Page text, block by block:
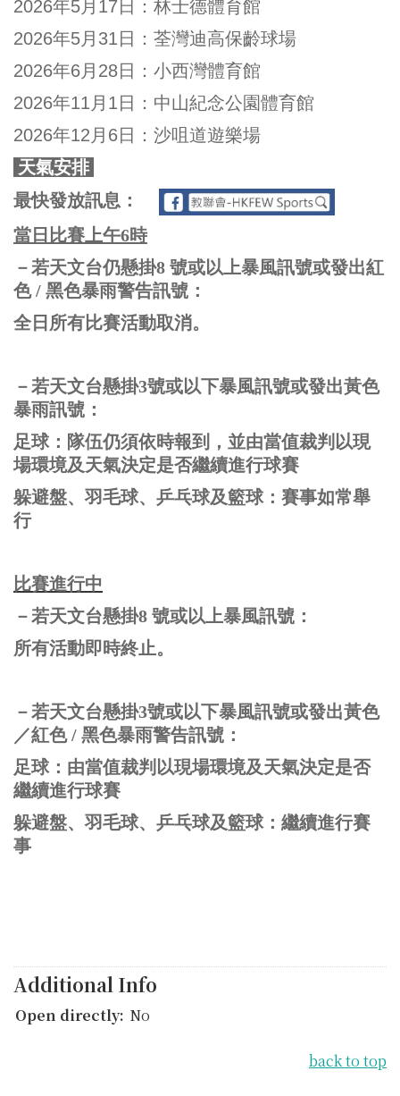
2026年5月17日： 林士德體育館
2026年5月31日：荃灣迪高保齡球場
2026年6月28日：小西灣體育館
2026年11月1日：中山紀念公園體育館
2026年12月6日：沙咀道遊樂場
天氣安排
最快發放訊息：
當日比賽上午6時
－若天文台仍懸掛8 號或以上暴風訊號或發出紅
色 / 黑色暴雨警告訊號：
全日所有比賽活動取消。
－若天文台懸掛3號或以下暴風訊號或發出黃色
暴雨訊號：
足球：隊伍仍須依時報到，並由當值裁判以現
場環境及天氣決定是否繼續進行球賽
躲避盤、 羽毛球、 乒乓球及籃球：賽事如常舉
行
比賽進行中
－若天文台懸掛8 號或以上暴風訊號：
所有活動即時終止。
－若天文台懸掛3號或以下暴風訊號或發出黃色
／紅色 / 黑色暴雨警告訊號 ：
足球：由當值裁判以現場環境及天氣決定是否
繼續進行球賽
躲避盤、 羽毛球、乒乓球及籃球：繼續進行賽
事
Additional Info
Open directly: No
back to top